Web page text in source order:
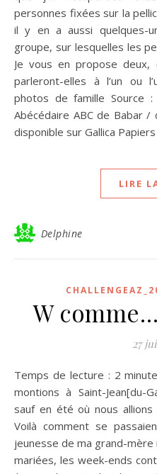
personnes fixées sur la
il y en a aussi quelques-
groupe, sur lesquelles les
Je vous en propose
parleront-elles à l’un ou
photos de famille Source
Abécédaire ABC de Babar /
disponible sur Gallica
LIRE
Delphine
W
27
Temps de lecture : 2 minutes« Tous les dimanches, nous
montions à Saint-Jean[du-
sauf en été où nous
Voilà comment se
jeunesse de ma grand-
mariées, les week-ends